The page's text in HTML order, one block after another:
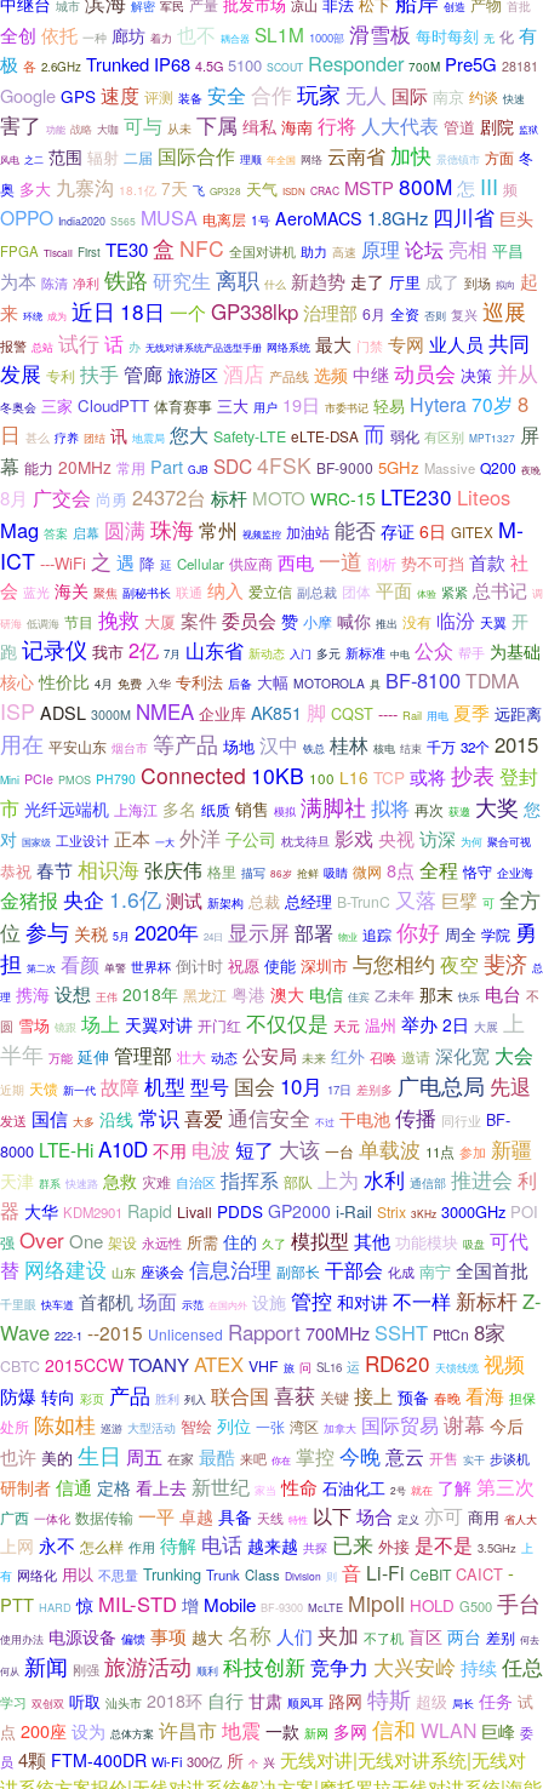
城市 解密 军民 产量 凉山 创造 产物 首批
全创 依托 一种 廊坊 着力 也不 耦合器 SL1M 1000部 滑雪板 每时每刻 无 化 有
极 各 2.6GHz Trunked IP68 4.5G 5100 SCOUT Responder 700M Pre5G 28181
Google GPS 速度 评测 装备 安全 合作 玩家 无人 国际 南京 约谈 快速
害了 功能 战略 大咖 可与 从未 下属 缉私 海南 行将 人大代表 管道 剧院 监狱
风电 之二 范围 辐射 二届 国际合作 理顺 年全国 网络 云南省 加快 景德镇市 方面 冬
奥 多大 九寨沟 18.1亿 7天 飞 GP328 天气 ISDN CRAC MSTP 800M怎 III 频
OPPO India2020 S565 MUSA 电离层 1号 AeroMACS 1.8GHz 四川省 巨头
FPGA Tiscali First TE30盒 NFC 全国对讲机 助力 高速 原理 论坛亮相 平昌
为本 陈清 净利 铁路 研究生 离职 什么 新趋势 走了 厅里 成了 到场 拟向 起
来 环绕 成为 近日 18日 一个 GP338lkp治理部 6月 全资 否则 复兴 巡展
报警 总站 试行话 办 无线对讲系统产品选型手册 网络系统 最大 门禁 专网 业人员 共同
发展 专利 扶手管廊旅游区酒店 产品线 选频 中继动员会 决策 并从
冬奥会 三家 CloudPTT 体育赛事 三大 用户 19日 市委书记 轻易 Hytera70岁 8
日 甚么 疗养 团结 讯 地震局 您大 Safety-LTE eLTE-DSA 而 弱化 有区别 MPT1327 屏
幕 能力 20MHz 常用 Part GJB SDC4FSK BF-9000 5GHz Massive Q200 夜晚
8月 广交会 尚勇 24372台 标杆 MOTO WRC-15 LTE230 Liteos
Mag 答案 启幕 圆满 珠海常州 视频监控 加油站 能否 存证 6日 GITEX M-
ICT ---WiFi 之 遇 降 延 Cellular 供应商 西电 一道 剖析 势不可挡 首款 社
会 蓝光 海关 聚焦 副秘书长 联通 纳入 爱立信 副总裁 团体 平面 体验 紧紧 总书记 调
研海 低调海 节目 挽救 大厦 案件委员会 赞 小摩 喊你 推出 没有 临汾 天翼 开
跑记录仪 我市 2亿 7月 山东省 新动态 入门 多元 新标准 中电 公众 帮手 为基础
核心 性价比 4月 免费 入华 专利法 后备 大幅 MOTOROLA 具 BF-8100TDMA
ISP ADSL 3000M NMEA 企业库 AK851 脚 CQST ---- Rail 用电 夏季 远距离
用在 平安山东 烟台市 等产品 场地 汉中 铁总 桂林 核电 结束 千万 32个 2015
Mini PCIe PMOS PH790 Connected 10KB 100 L16 TCP 或将抄表 登封
市 光纤远端机 上海江 多名 纸质 销售 模拟 满脚社 拟将 再次 获邀 大奖 您
对 国家级 工业设计 正本 一大 外洋 子公司 枕戈待旦 影戏央视访深 为何 聚合可视
恭祝 春节相识海张庆伟 格里 描写 86岁 抢鲜 吸睛 微网 8点 全程 恪守 企业海
金猪报 央企 1.6亿测试 新架构 总裁 总经理 B-TrunC 又落 巨擘 可 全方
位 参与 关税 5月 2020年 24日 显示屏部署 物业 追踪 你好 周全 学院 勇
担 第二次 看颜 单警 世界杯 倒计时 祝愿 使能 深圳市 与您相约 夜空 斐济 总
理 携海 设想 王伟 2018年 黑龙江 粤港 澳大 电信 佳宾 乙未年 那末 快乐 电台 不
圆 雪场 镜跟 场上 天翼对讲 开门红 不仅仅是 天元 温州 举办 2日 大展
上
半年 万能 延伸 管理部 壮大 动态 公安局 未来 红外 召唤 邀请 深化宽 大会
近期 天馈 新一代 故障机型 型号 国会 10月 17日 差别多 广电总局 先退
发送 国信 大多 沿线 常识 喜爱 通信安全 不过 干电池 传播 同行业 BF-
8000 LTE-HiA10D 不用 电波 短了 大该 一台 单载波 11点 参加 新疆
天津 群系 快速路 急救 灾难 自治区 指挥系 部队 上为 水利 通信部 推进会 利
器 大华 KDM2901 Rapid Livall PDDS GP2000 i-Rail Strix 3KHz 3000GHz POI
强 OverOne 架设 永远性 所需 住的 久了 模拟型 其他 功能模块 吸盘 可代
替 网络建设 山东 座谈会 信息治理 副部长 干部会 化成 南宁 全国首批
千里眼 快车道 首都机场面 示范 在国内外 设施 管控和对讲不一样 新标杆Z-
Wave 222-1 --2015 Unlicensed Rapport700MHz SSHT PttCn 8家
CBTC 2015CCW TOANYATEX VHF 旅 问 SL16 运 RD620 天馈线缆 视频
防爆 转向 彩页 产品 胜利 列入 联合国 喜获 关键 接上 预备 春晚 看海 担保
处所 陈如桂 巡游 大型活动 智绘 列位 一张 湾区 加拿大 国际贸易 谢幕 今后
也许 美的 生日 周五 在家 最酷 来吧 你在 掌控 今晚意云 开售 实干 步谈机
研制者 信通 定格 看上去 新世纪 家当 性命 石油化工 2号 就在 了解 第三次
广西 一体化 数据传输 一平 卓越 具备 天线 特性 以下场合 定义 亦可 商用 省人大
上网 永不 怎么样 作用 待解 电话 越来越 共探 已来 外接 是不是 3.5GHz 上
有 网络化 用以 不思量 Trunking Trunk Class Division 则 音 Li-Fi CeBIT CAICT -
PTT HARD 惊 MIL-STD 增 Mobile BF-9300 McLTE Mipoli HOLD G500 手台
使用办法 电源设备 偏馈 事项 越大 名称 人们 夹加 不了机 盲区 两台 差别 何去
何从 新闻 刚强 旅游活动 顺利 科技创新竞争力 大兴安岭持续任总
学习 双创双 听取 汕头市 2018环 自行 甘肃 顺风耳 路网 特斯 超级 局长 任务 试
点 200座 设为 总体方案 许昌市地震 一款 新网 多网 信和 WLAN 巨峰 委
员 4颗 FTM-400DR Wi-Fi 300亿 所 个 兴 无线对讲|无线对讲系统|无线对